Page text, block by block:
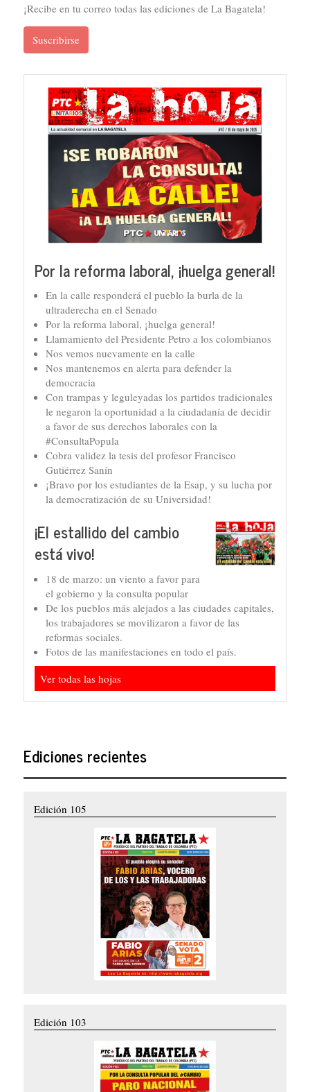
¡Recibe en tu correo todas las ediciones de La Bagatela!
Suscribirse
Por la reforma laboral, ¡huelga general!
En la calle responderá el pueblo la burla de la
ultraderecha en el Senado
Por la reforma laboral, ¡huelga general!
Llamamiento del Presidente Petro a los colombianos
Nos vemos nuevamente en la calle
Nos mantenemos en alerta para defender la
democracia
Con trampas y leguleyadas los partidos tradicionales
le negaron la oportunidad a la ciudadanía de decidir
a favor de sus derechos laborales con la
#ConsultaPopula
Cobra validez la tesis del profesor Francisco
Gutiérrez Sanín
¡Bravo por los estudiantes de la Esap, y su lucha por
la democratización de su Universidad!
¡El estallido del cambio
está vivo!
18 de marzo: un viento a favor para
el gobierno y la consulta popular
De los pueblos más alejados a las ciudades capitales,
los trabajadores se movilizaron a favor de las
reformas sociales.
Fotos de las manifestaciones en todo el país.
Ver todas las hojas
Ediciones recientes
Edición 105
Edición 103